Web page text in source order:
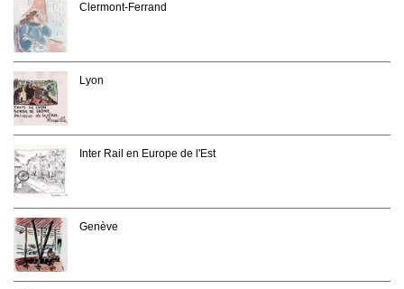
Clermont-Ferrand
Lyon
Inter Rail en Europe de l'Est
Genève